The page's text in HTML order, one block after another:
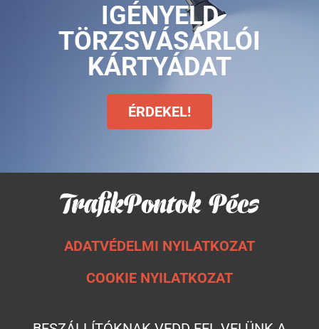
IGÉNYELD
TÖRZSVÁSÁRLÓI
KÁRTYÁDAT
ÉRDEKEL!
ADATVÉDELMI NYILATKOZAT
COOKIE NYILATKOZAT